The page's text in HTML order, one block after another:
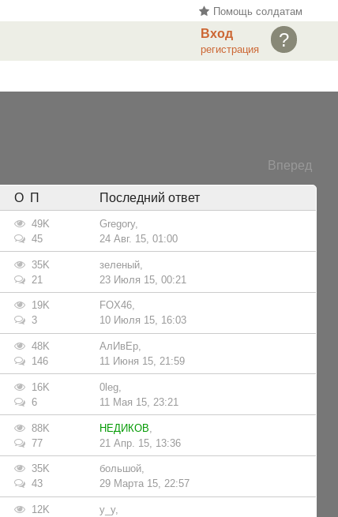
Помощь солдатам
?
Вход
регистрация
Вперед
О П
Последний ответ
49K
45
Gregory,
24 Авг. 15, 01:00
35K
21
зеленый
23 Июля 15, 00:21
19K
3
FOX46,
10 Июля 15, 16:03
48K
146
АлИвЕр,
11 Июня 15, 21:59
16K
6
0leg
11 Мая 15, 23:21
88K
77
НЕДИКОВ
21 Апр. 15, 13:36
35K
43
большой,
29 Марта 15, 22:57
12K
y_y,